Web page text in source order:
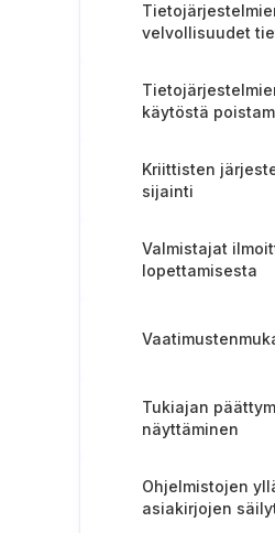
velvollisuudet
käytöstä
Kriittisten
sijainti
Valmistajat
lopettamisesta
Tukiajan
näyttäminen
Ohjelmistojen
asiakirjojen